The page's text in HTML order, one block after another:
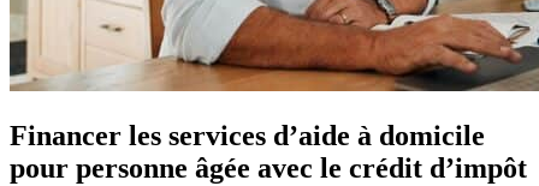
Financer les services d’aide à domicile
pour personne âgée avec le crédit d’impôt